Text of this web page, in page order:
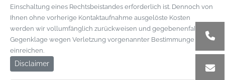
Einschaltung eines Rechtsbeistandes erforderlich ist. Dennoch von
Ihnen ohne vorherige Kontaktaufnahme ausgelöste Kosten
werden wir vollumfänglich zurückweisen und gegebenenfalls
Gegenklage wegen Verletzung vorgenannter Bestimmungen
einreichen.
Disclaimer